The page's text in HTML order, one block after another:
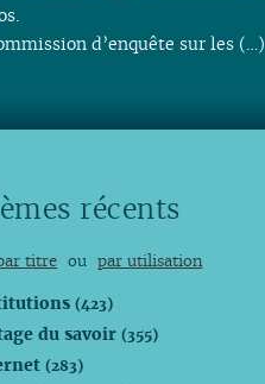
d’enquête sur les (…)
récents
titre ou par utilisation
(423)
du savoir(355)
(283)